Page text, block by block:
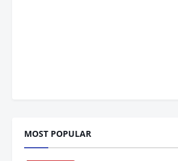
MOST POPULAR